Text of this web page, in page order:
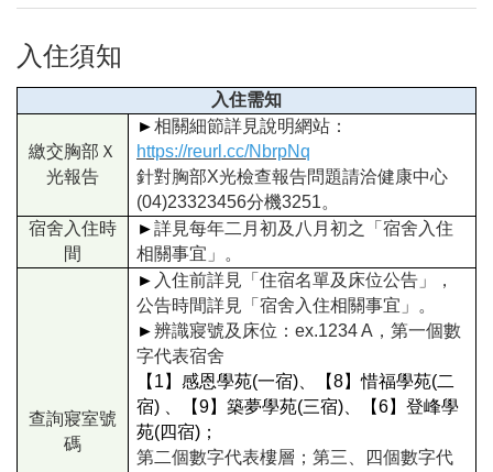
入住須知
入住需知
繳交胸部Ｘ
光報告
►相關細節詳見說明網站：
https://reurl.cc/NbrpNq
針對胸部X光檢查報告問題請洽健康中心
(04)23323456分機3251。
宿舍入住時
間
►詳見每年二月初及八月初之「宿舍入住
相關事宜」。
查詢寢室號
碼
► 入住前詳見「住宿名單及床位公告」，
公告時間詳見「宿舍入住相關事宜」。
►辨識寢號及床位：ex.1234 A，第一個數
字代表宿舍
【1】感恩學苑(一宿)、【8】惜福學苑(二
宿) 、【9】築夢學苑(三宿)、【6】登峰學
苑(四宿)；
第二個數字代表樓層；第三、四個數字代